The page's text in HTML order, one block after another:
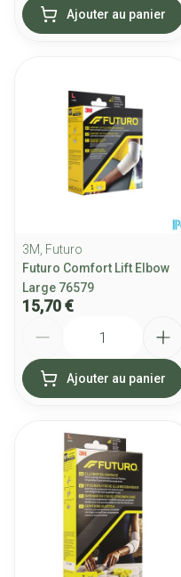
Ajouter au panier
3M, Futuro
Futuro Comfort Lift Elbow
Large 76579
15,70 €
Ajouter au panier